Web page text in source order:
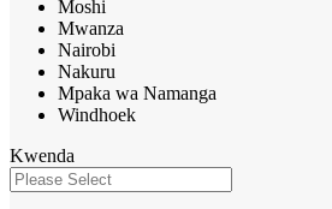
Moshi
Mwanza
Nairobi
Nakuru
Mpaka wa Namanga
Windhoek
Kwenda